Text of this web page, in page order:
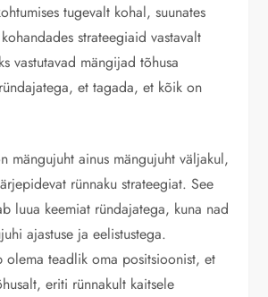
tugevalt kohal, suunates
strateegiaid vastavalt
vastutavad mängijad tõhusa
et tagada, et kõik on
mängujuht ainus mängujuht väljakul,
rünnaku strateegiat. See
luua keemiat ründajatega, kuna nad
ajastuse ja eelistustega.
olema teadlik oma positsioonist, et
eriti rünnakult kaitsele